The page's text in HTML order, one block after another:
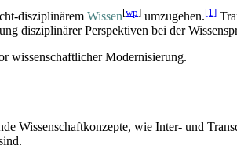
disziplinärem Wissen[wp] umzugehen.[1]
disziplinärer Perspektiven bei der
wissen­schaftlicher Modernisierung.
Wissen­schaft­konzepte, wie Inter- und